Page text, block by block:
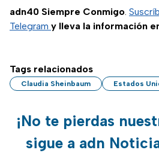
adn40 Siempre Conmigo.
Telegram y lleva la información
Tags relacionados
Claudia Sheinbaum Estados
¡No te pierdas
sigue a adn